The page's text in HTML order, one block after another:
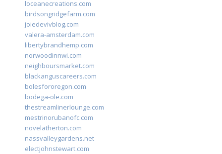
loceanecreations.com
birdsongridgefarm.com
joiedevivblog.com
valera-amsterdam.com
libertybrandhemp.com
norwoodinnwi.com
neighboursmarket.com
blackanguscareers.com
bolesfororegon.com
bodega-ole.com
thestreamlinerlounge.com
mestrinorubanofc.com
novelatherton.com
nassvalleygardens.net
electjohnstewart.com